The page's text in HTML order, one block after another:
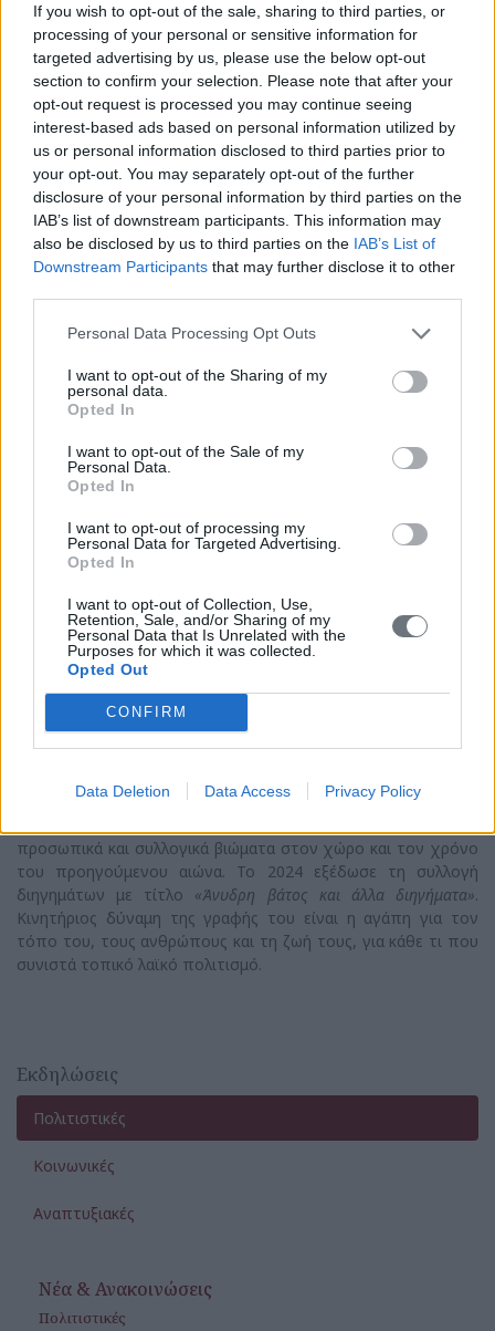
If you wish to opt-out of the sale, sharing to third parties, or
processing of your personal or sensitive information for
targeted advertising by us, please use the below opt-out
section to confirm your selection. Please note that after your
opt-out request is processed you may continue seeing
interest-based ads based on personal information utilized by
us or personal information disclosed to third parties prior to
your opt-out. You may separately opt-out of the further
disclosure of your personal information by third parties on the
IAB’s list of downstream participants. This information may
also be disclosed by us to third parties on the IAB’s List of
Downstream Participants that may further disclose it to other
Personal Data Processing Opt Outs
I want to opt-out of the Sharing of my
personal data.
Opted In
I want to opt-out of the Sale of my
Personal Data.
Opted In
I want to opt-out of processing my
Personal Data for Targeted Advertising.
Opted In
I want to opt-out of Collection, Use,
Retention, Sale, and/or Sharing of my
Personal Data that Is Unrelated with the
Purposes for which it was collected.
Opted Out
CONFIRM
Data Deletion Data Access Privacy Policy
του υποχρεώσεις ως Εύζων της Προεδρικής Φρουράς. Έχει
εργαστεί στον χρηματοπιστωτικό τομέα στην Ελλάδα, την
Κύπρο, τη Βουλγαρία και τη Γερμανία. Άρθρα του
δημοσιεύονται σε τακτική βάση στον οικονομικό Τύπο
Ελλάδας και Κύπρου.Οι ποιητικές συλλογές του είναι
μου(2023),Αρτακία Κρήνη (2022),Ιωνάς και Νινευή: Η δεύτερη
ευκαιρία(2021),Σεισάχθεια ψυχής(2020),Εκτός των τειχών
(2019),Ο Κύκνος(2018) καιΦωτιά στο σκοτάδι(2017).
Επικοινωνία: steriop1@yahoo.gr
· Την Τετάρτη 6 Αυγούστου 2025 και ώρα 20.00, θα
φιλοξενηθεί η παρουσίαση του βιβλίου «Άνυδρη βάτος και
άλλα διηγήματα», του συγγραφέα Βασίλη Μάραντου.
την ελληνική γη, ήθη, αντιλήψεις και συμπεριφορές, πιστές
απεικονίσεις των παραδόσεων του τόπου. Οι χαρακτήρες
χαρακτηριστικά, σχηματισμένα από αναμνήσεις και βιωματικά
περιστατικά, ανάγλυφα της καθημερινής ζωής μίας
παλαιότερης εποχής. Μίας εποχής που πλέον χάνεται στην
αχλή του χρόνου και προσπαθεί να διατηρηθεί στις μνήμες
του μέλλοντος ως ντοπιολαλιά, ως ήθη και έθιμα, ως
παράδοση, ως λαογραφία, ως τοπική ιστορία.
Μερικά λόγια για τον συγγραφέα…
Ο Βασίλης Μάραντος γεννήθηκε στο Βασιλίτσι Μεσσηνίας το
1955. Είναι συνταξιούχος ιδιωτικός υπάλληλος και ζει στην
Αθήνα. Φοίτησε στη σχολή φωτογραφίες του ΑΚΤΟ και έχει
πάρει μέρος σε ομαδικές εκθέσεις. Διήγημά του με τίτλο
πηγή στη Σέλιτσα»περιλαμβάνεται στο συλλογικό βιβλίο του
Δικτύου Αλληλεγγύης Καισαριανής «Μαζί είμαστε πιο πολλοί
και από μας τους ίδιους». Το 2012 εξέδωσε το μυθιστόρημα
«Ζάγκα»,μία σύνθεση ανάμεσα στην τοπική ιστορία της
προσωπικά και συλλογικά βιώματα στον χώρο και τον χρόνο
του προηγούμενου αιώνα. Το 2024 εξέδωσε τη συλλογή
διηγημάτων με τίτλο «Άνυδρη βάτος και άλλα διηγήματα».
Κινητήριος δύναμη της γραφής του είναι η αγάπη για τον
τόπο του, τους ανθρώπους και τη ζωή τους, για κάθε τι που
συνιστά τοπικό λαϊκό πολιτισμό.
Εκδηλώσεις
Πολιτιστικές
Κοινωνικές
Αναπτυξιακές
Νέα & Ανακοινώσεις
Πολιτιστικές